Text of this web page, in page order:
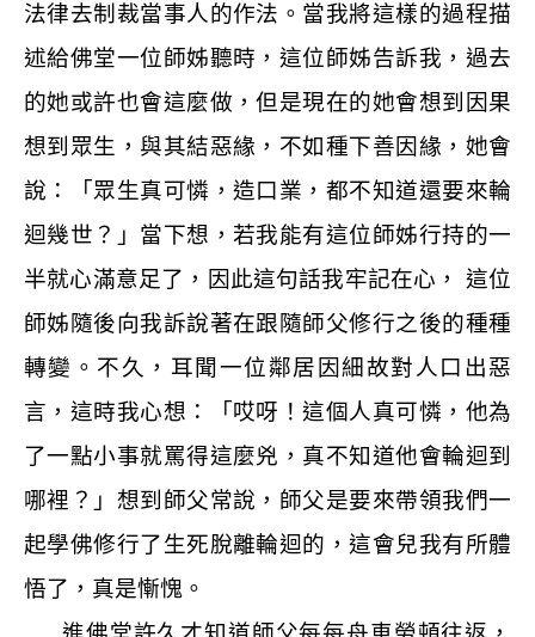
法律去制裁當事人的作法。當我將這樣的過程描
述給佛堂一位師姊聽時，這位師姊告訴我，過去
的她或許也會這麼做，但是現在的她會想到因果
想到眾生，與其結惡緣，不如種下善因緣，她會
說：「眾生真可憐，造口業，都不知道還要來輪
迴幾世？」當下想，若我能有這位師姊行持的一
半就心滿意足了，因此這句話我牢記在心， 這位
師姊隨後向我訴說著在跟隨師父修行之後的種種
轉變。不久，耳聞一位鄰居因細故對人口出惡
言，這時我心想：「哎呀！這個人真可憐，他為
了一點小事就罵得這麼兇，真不知道他會輪迴到
哪裡？」想到師父常說，師父是要來帶領我們一
起學佛修行了生死脫離輪迴的，這會兒我有所體
悟了，真是慚愧。